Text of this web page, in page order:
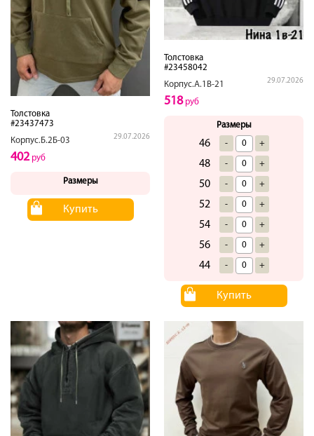
Толстовка
#23437473
Корпус.Б.2Б-03
29.07.2026
402руб
Размеры
Купить
Толстовка
#23458042
Корпус.А.1В-21
29.07.2026
518руб
Размеры
46 - +
48 - +
50 - +
52 - +
54 - +
56 - +
44 - +
Купить